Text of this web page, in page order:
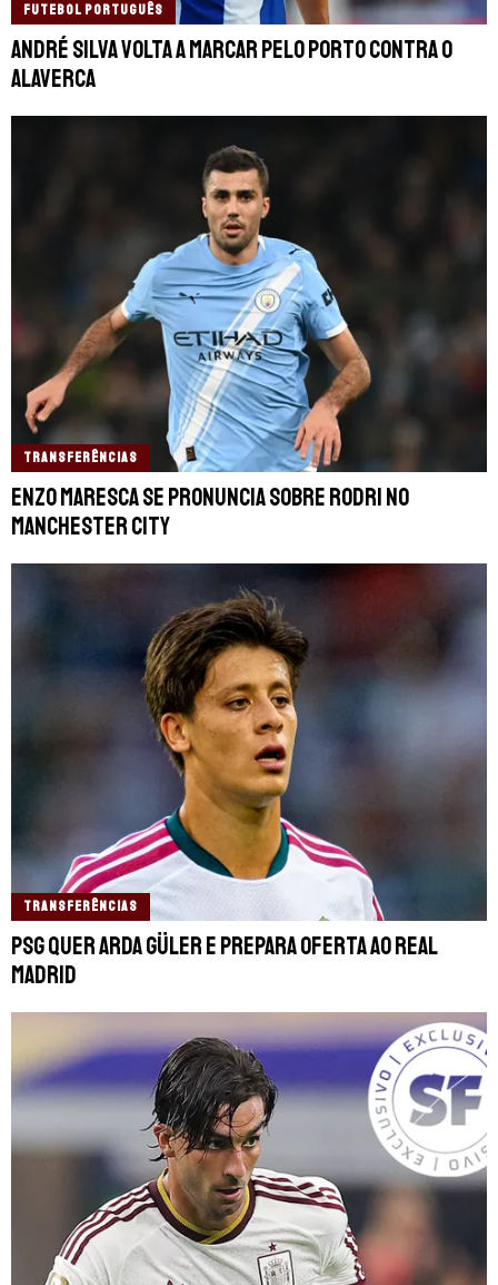
FUTEBOL PORTUGUÊS
André Silva volta a marcar pelo Porto contra o
Alaverca
TRANSFERÊNCIAS
Enzo Maresca se pronuncia sobre Rodri no
Manchester City
TRANSFERÊNCIAS
PSG quer Arda Güler e prepara oferta ao Real
Madrid